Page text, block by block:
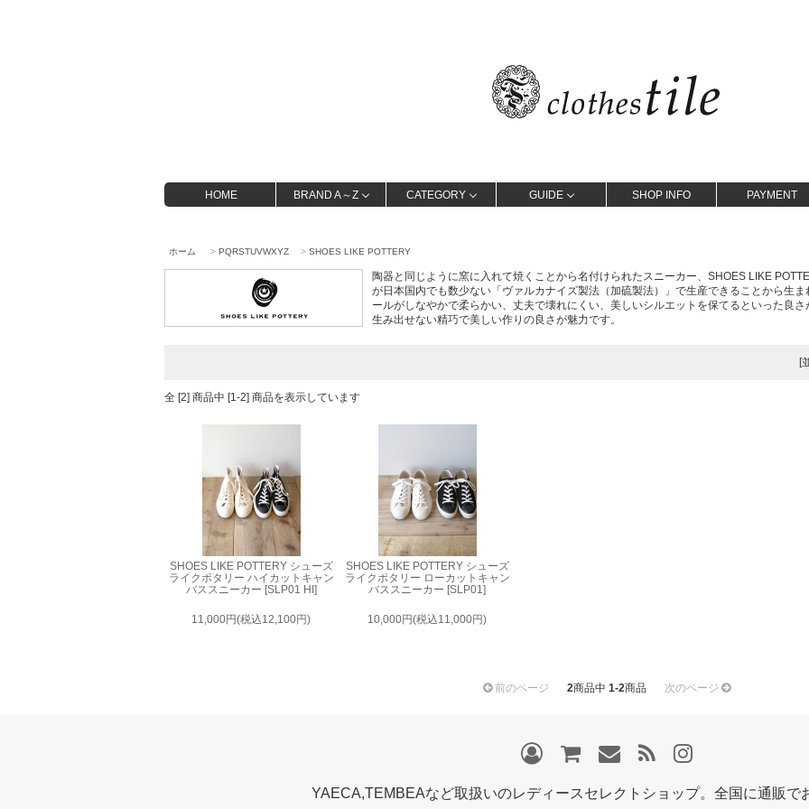
HOME BRAND A～Z CATEGORY GUIDE SHOP INFO PAYMENT
ホーム > PQRSTUVWXYZ > SHOES LIKE POTTERY
陶器と同じように窯に入れて焼くことから名付けられたスニーカー、SHOES LIKE
が日本国内でも数少ない「ヴァルカナイズ製法（加硫製法）」で生産できることから生
ールがしなやかで柔らかい、丈夫で壊れにくい、美しいシルエットを保てるといった良
生み出せない精巧で美しい作りの良さが魅力です。
[
全 [2] 商品中 [1-2] 商品を表示しています
SHOES LIKE POTTERY シューズ
ライクポタリー ハイカットキャン
バススニーカー [SLP01 HI]
11,000円(税込12,100円)
SHOES LIKE POTTERY シューズ
ライクポタリー ローカットキャン
バススニーカー [SLP01]
10,000円(税込11,000円)
前のページ 2商品中 1-2商品 次のページ
YAECA,TEMBEAなど取扱いのレディースセレクトショップ。全国に通販で